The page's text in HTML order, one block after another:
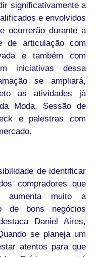
significativamente a
e envolvidos
ocorrerão durante a
articulação com
e também com
iniciativas dessa
se ampliará,
as atividades já
Moda, Sessão de
e palestras com
de identificar
compradores que
aumenta muito a
de bons negócios
Daniel Aires,
se planeja um
atentos para que